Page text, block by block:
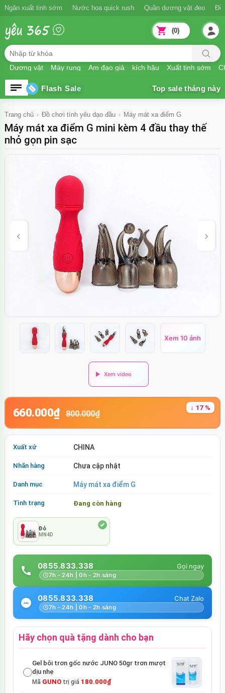
Ngăn xuất tinh sớm Nước hoa quick rush Quần dương vật đeo Đồ
Dương vật Máy rung Âm đạo giả kích hậu Xuất tinh sớm
(0)
Flash Sale
Trang chủ Đồ chơi tình yêu dạo đầu Máy mát xa điểm G
Máy mát xa điểm G mini kèm 4 đầu thay thế
nhỏ gọn pin sạc
Xem 10 ảnh
660.000₫ 800.000₫
↓ 17 %
Xuất xứ CHINA
Nhãn hàng Chưa cập nhật
Danh mục Máy mát xa điểm G
Tình trạng Đang còn hàng
Đỏ
MN4D
0855.833.338
7h - 24h | 0h - 2h sáng
0855.833.338
7h - 24h | 0h - 2h sáng
Hãy chọn quà tặng dành cho bạn
Gel bôi trơn gốc nước JUNO 50gr trơn mượt
dịu nhẹ
Mã GUNOtrị giá 180.000₫